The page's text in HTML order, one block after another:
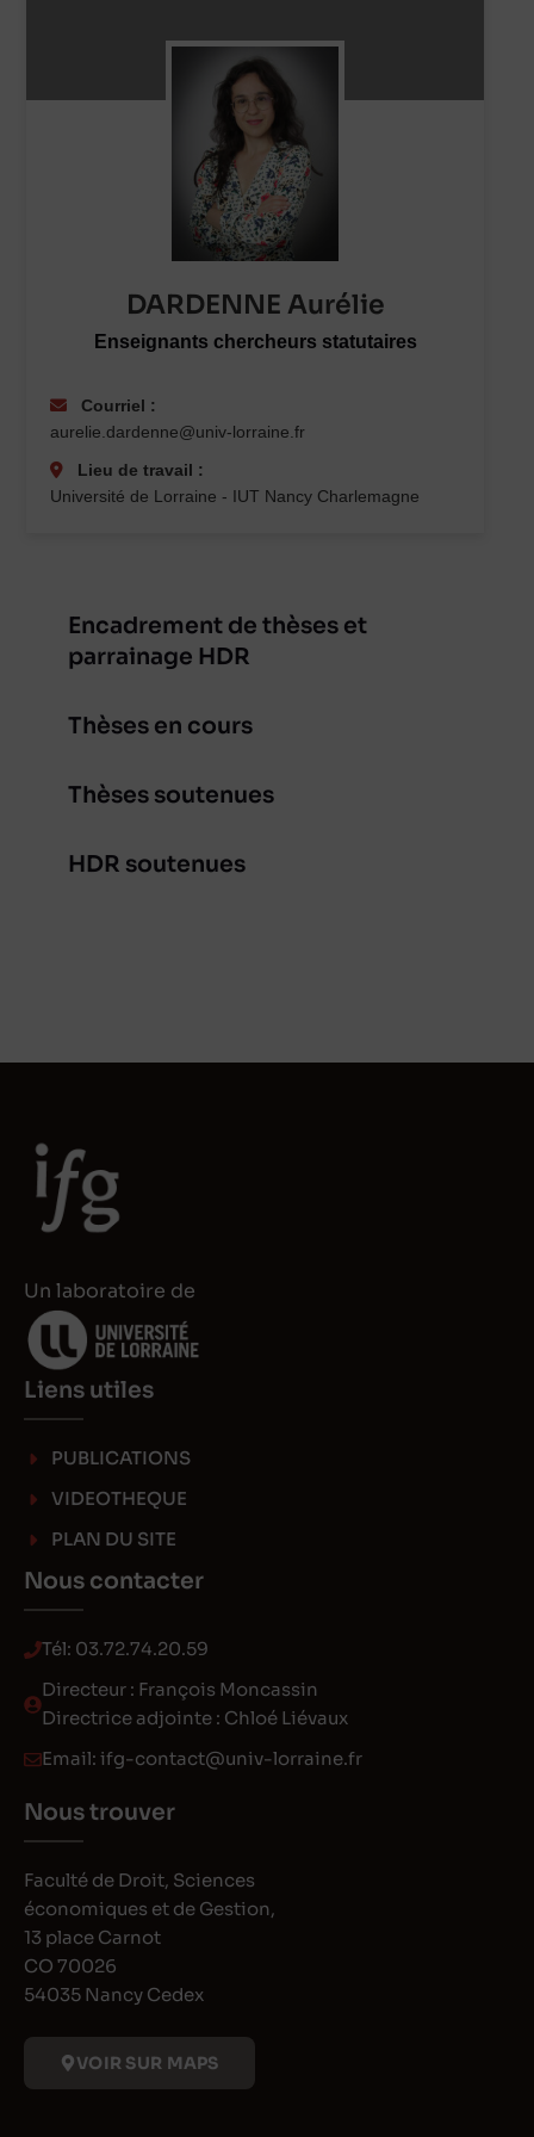
DARDENNE Aurélie
Enseignants chercheurs statutaires
Courriel :
aurelie.dardenne@univ-lorraine.fr
Lieu de travail :
Université de Lorraine - IUT Nancy Charlemagne
Encadrement de thèses et
parrainage HDR
Thèses en cours
Thèses soutenues
HDR soutenues
Un laboratoire de
Liens utiles
PUBLICATIONS
VIDEOTHEQUE
PLAN DU SITE
Nous contacter
Tél: 03.72.74.20.59
Directeur : François Moncassin
Directrice adjointe : Chloé Liévaux
Email: ifg-contact@univ-lorraine.fr
Nous trouver
Faculté de Droit, Sciences
économiques et de Gestion,
13 place Carnot
CO 70026
54035 Nancy Cedex
VOIR SUR MAPS